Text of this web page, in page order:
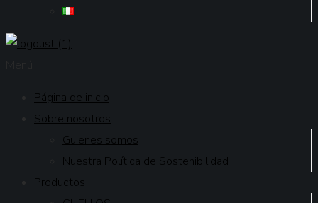
Página de inicio
Sobre nosotros
Guienes somos
Nuestra Política de Sostenibilidad
Productos